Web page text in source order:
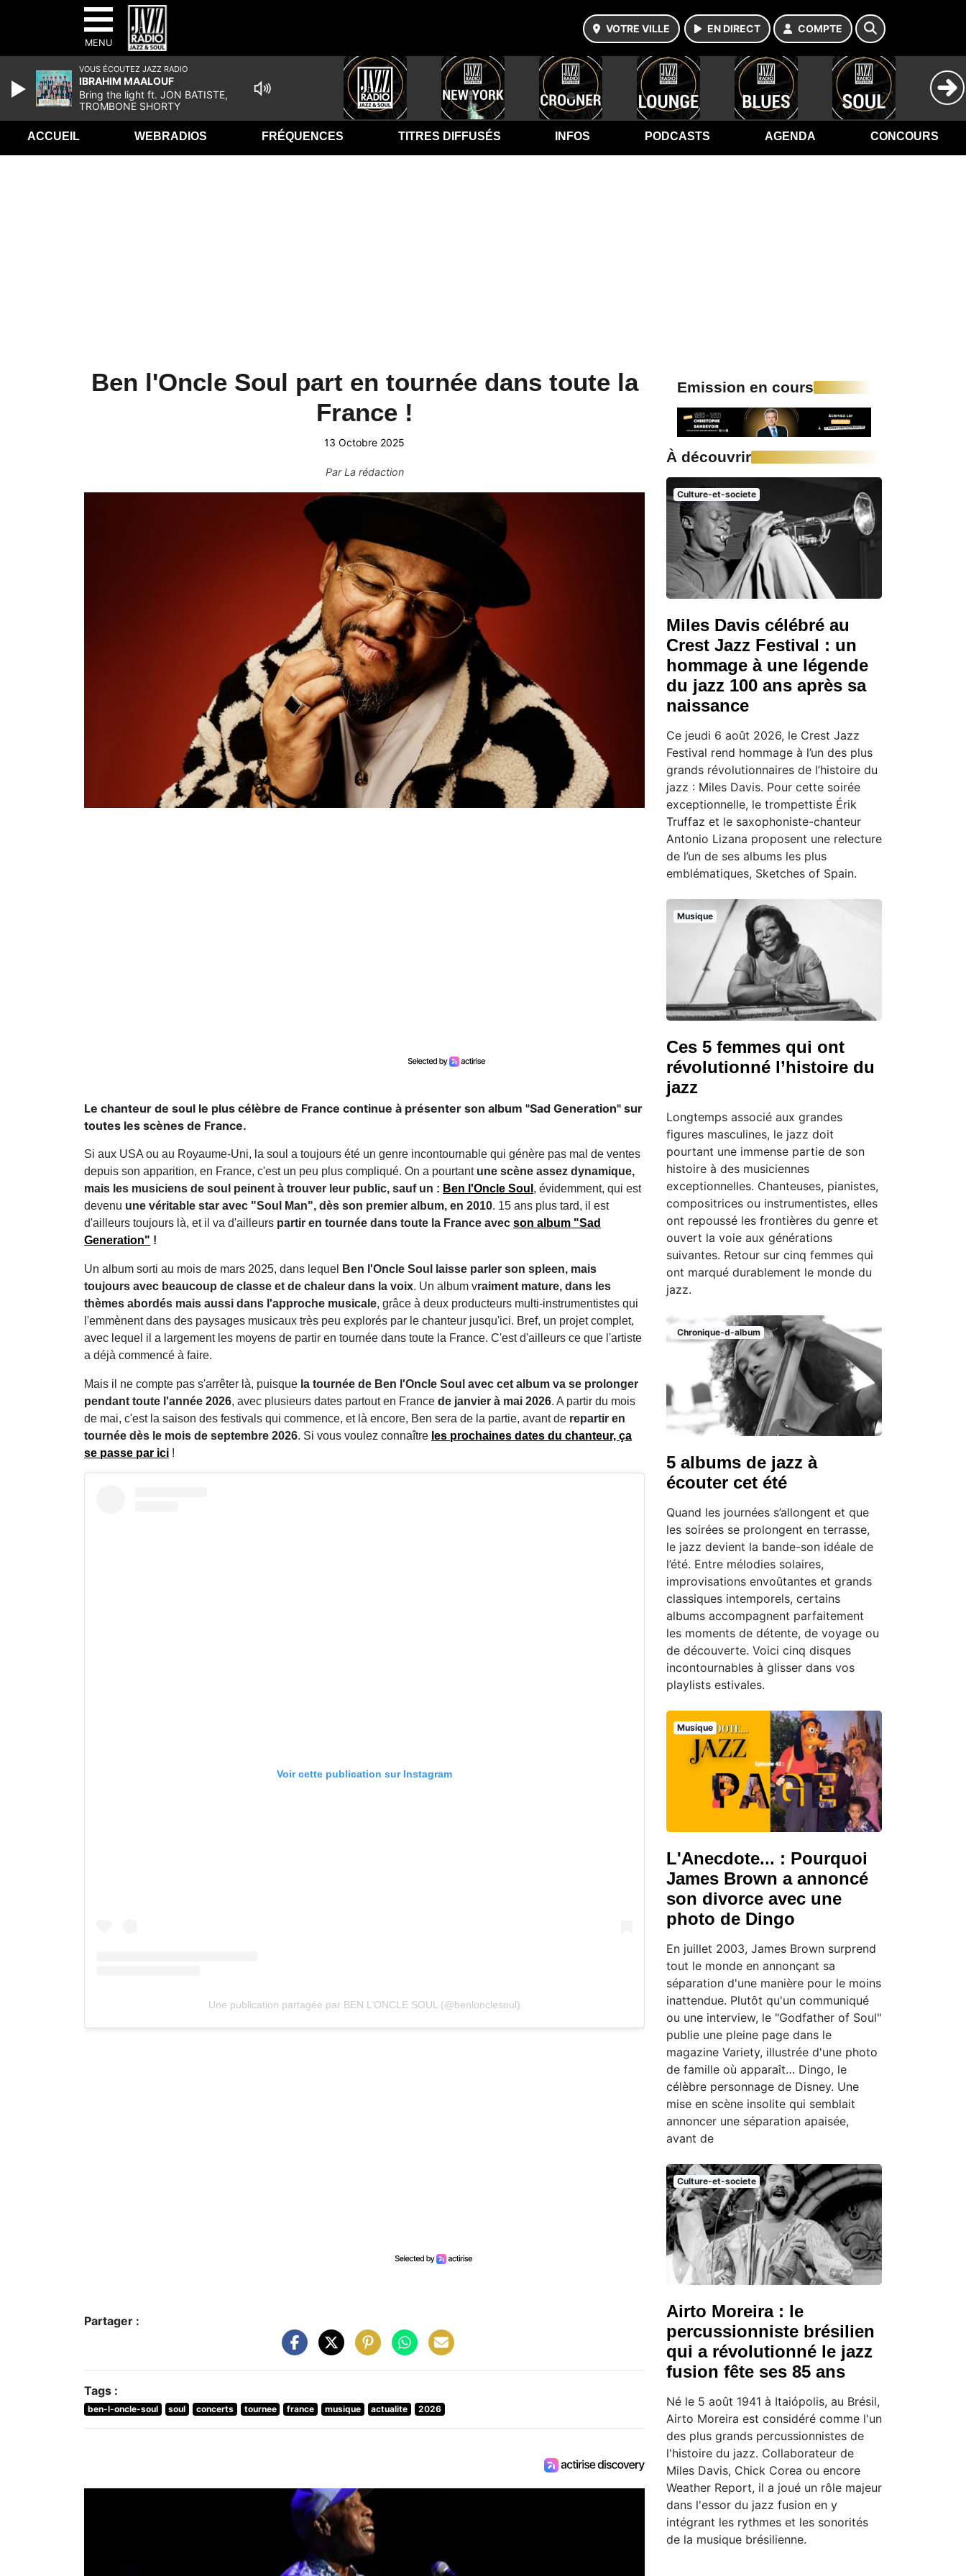
MENU
VOTRE VILLE EN DIRECT COMPTE
ACCUEIL WEBRADIOS FRÉQUENCES TITRES DIFFUSÉS INFOS PODCASTS AGENDA CONCOURS
Ben l'Oncle Soul part en tournée dans toute la
France !
13 Octobre 2025
ParLa rédaction
Le chanteur de soul le plus célèbre de France continue à présenter son album "Sad Generation" sur
toutes les scènes de France.
Si aux USA ou au Royaume-Uni, la soul a toujours été un genre incontournable qui génère pas mal de ventes
depuis son apparition, en France, c'est un peu plus compliqué. On a pourtant une scène assez dynamique,
mais les musiciens de soul peinent à trouver leur public, sauf un : Ben l'Oncle Soul , évidemment, qui est
devenu une véritable star avec "Soul Man", dès son premier album, en 2010. 15 ans plus tard, il est
d'ailleurs toujours là, et il va d'ailleurs partir en tournée dans toute la France avec son album "Sad
Generation" !
Un album sorti au mois de mars 2025, dans lequel
Ben l'Oncle Soul laisse parler son spleen, mais
toujours avec beaucoup de classe et de chaleur dans la voix. Un album vraiment mature, dans les
thèmes abordés mais aussi dans l'approche musicale, grâce à deux producteurs multi-instrumentistes qui
l'emmènent dans des paysages musicaux très peu explorés par le chanteur jusqu'ici. Bref, un projet complet,
avec lequel il a largement les moyens de partir en tournée dans toute la France. C'est d'ailleurs ce que l'artiste
a déjà commencé à faire.
Mais il ne compte pas s'arrêter là, puisque la tournée de Ben l'Oncle Soul avec cet album va se prolonger
pendant toute l'année 2026, avec plusieurs dates partout en France de janvier à mai 2026. A partir du mois
de mai, c'est la saison des festivals qui commence, et là encore, Ben sera de la partie, avant de repartir en
tournée dès le mois de septembre 2026. Si vous voulez connaître les prochaines dates du chanteur, ça
se passe par ici !
Voir cette publication sur Instagram
Une publication partagée par BEN L’ONCLE SOUL (@benlonclesoul)
Partager :
Tags :
ben-l-oncle-soul soul concerts tournee france musique actualite 2026
Emission en cours
À découvrir
Culture-et-societe
Miles Davis célébré au
Crest Jazz Festival : un
hommage à une légende
du jazz 100 ans après sa
naissance
Ce jeudi 6 août 2026, le Crest Jazz
Festival rend hommage à l’un des plus
grands révolutionnaires de l’histoire du
jazz : Miles Davis. Pour cette soirée
exceptionnelle, le trompettiste Érik
Truffaz et le saxophoniste-chanteur
Antonio Lizana proposent une relecture
de l’un de ses albums les plus
emblématiques, Sketches of Spain.
Musique
Ces 5 femmes qui ont
révolutionné l’histoire du
jazz
Longtemps associé aux grandes
figures masculines, le jazz doit
pourtant une immense partie de son
histoire à des musiciennes
exceptionnelles. Chanteuses, pianistes,
compositrices ou instrumentistes, elles
ont repoussé les frontières du genre et
ouvert la voie aux générations
suivantes. Retour sur cinq femmes qui
ont marqué durablement le monde du
jazz.
Chronique-d-album
5 albums de jazz à
écouter cet été
Quand les journées s’allongent et que
les soirées se prolongent en terrasse,
le jazz devient la bande-son idéale de
l’été. Entre mélodies solaires,
improvisations envoûtantes et grands
classiques intemporels, certains
albums accompagnent parfaitement
les moments de détente, de voyage ou
de découverte. Voici cinq disques
incontournables à glisser dans vos
playlists estivales.
Musique
L'Anecdote... : Pourquoi
James Brown a annoncé
son divorce avec une
photo de Dingo
En juillet 2003, James Brown surprend
tout le monde en annonçant sa
séparation d'une manière pour le moins
inattendue. Plutôt qu'un communiqué
ou une interview, le "Godfather of Soul"
publie une pleine page dans le
magazine Variety, illustrée d'une photo
de famille où apparaît… Dingo, le
célèbre personnage de Disney. Une
mise en scène insolite qui semblait
annoncer une séparation apaisée,
avant de
Culture-et-societe
Airto Moreira : le
percussionniste brésilien
qui a révolutionné le jazz
fusion fête ses 85 ans
Né le 5 août 1941 à Itaiópolis, au Brésil,
Airto Moreira est considéré comme l'un
des plus grands percussionnistes de
l'histoire du jazz. Collaborateur de
Miles Davis, Chick Corea ou encore
Weather Report, il a joué un rôle majeur
dans l'essor du jazz fusion en y
intégrant les rythmes et les sonorités
de la musique brésilienne.
VOUS ÉCOUTEZ JAZZ RADIO
IBRAHIM MAALOUF
Bring the light ft. JON BATISTE,
TROMBONE SHORTY